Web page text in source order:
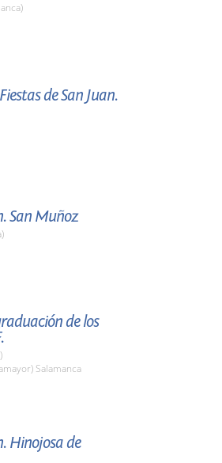
de San Juan.
San Muñoz
de los
Salamanca
Hinojosa de